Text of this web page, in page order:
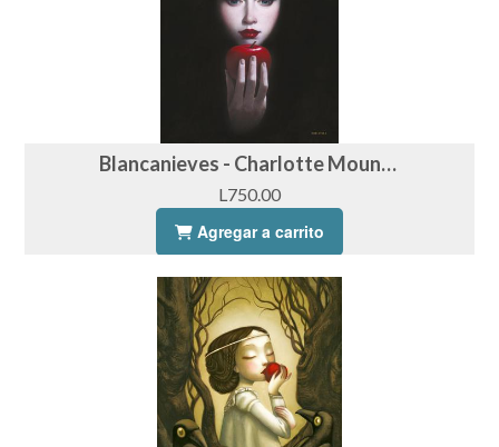
Blancanieves - Charlotte Moundlic & François Roca
L750.00
Agregar a carrito